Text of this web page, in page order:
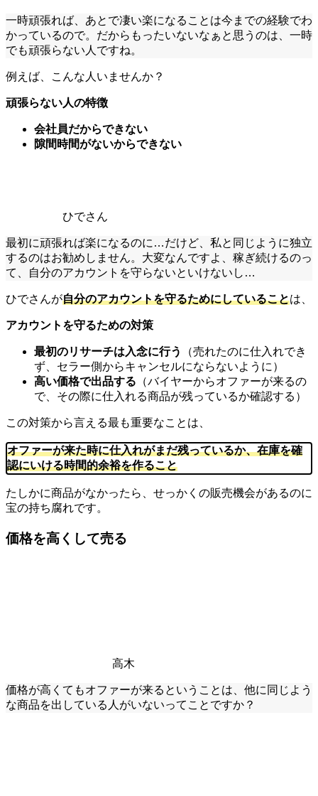
一時頑張れば、あとで凄い楽になることは今までの経験でわ
かっているので。だからもったいないなぁと思うのは、一時
でも頑張らない人ですね。
例えば、こんな人いませんか？
頑張らない人の特徴
会社員だからできない
隙間時間がないからできない
ひでさん
最初に頑張れば楽になるのに…だけど、私と同じように独立
するのはお勧めしません。大変なんですよ、稼ぎ続けるのっ
て、自分のアカウントを守らないといけないし…
ひでさんが自分のアカウントを守るためにしていることは、
アカウントを守るための対策
最初のリサーチは入念に行う
（売れたのに仕入れでき
ず、セラー側からキャンセルにならないように）
高い価格で出品する （バイヤーからオファーが来るの
で、その際に仕入れる商品が残っているか確認する）
この対策から言える最も重要なことは、
オファーが来た時に仕入れがまだ残っているか、在庫を確
認にいける時間的余裕を作ること
たしかに商品がなかったら、せっかくの販売機会があるのに
宝の持ち腐れです。
価格を高くして売る
高木
価格が高くてもオファーが来るということは、他に同じよう
な商品を出している人がいないってことですか？